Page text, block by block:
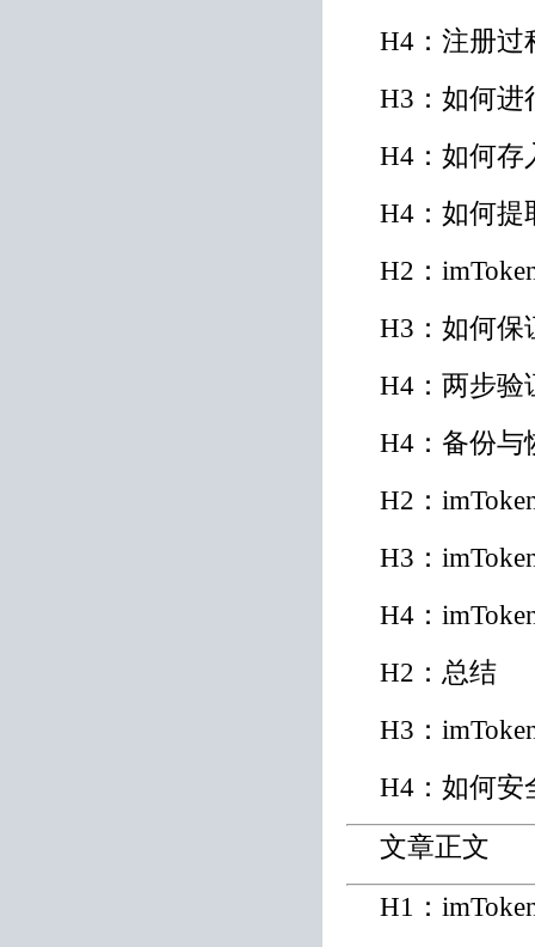
H4：注册过
H3：如何进
H4：如何存
H4：如何提
H2：
H3：如何保
H4：两步验
H4：备份与
H2：
H3：
H4：
H2：总结
H3：
H4：如何安
文章正文
H1：